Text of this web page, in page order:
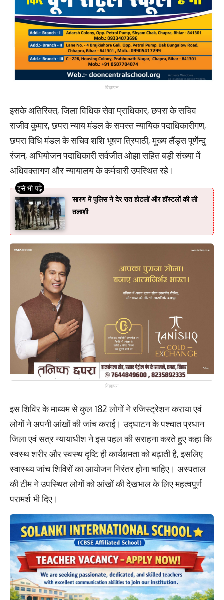
विज्ञापन
इसके अतिरिक्त, जिला विधिक सेवा प्राधिकार, छपरा के सचिव
राजीव कुमार, छपरा न्याय मंडल के समस्त न्यायिक पदाधिकारीगण,
छपरा विधि मंडल के सचिव शशि भूषण त्रिपाठी, मुख्य लैंड्स पूर्णेन्दु
रंजन, अभियोजन पदाधिकारी सर्वजीत ओझा सहित बड़ी संख्या में
अधिवक्तागण और न्यायालय के कर्मचारी उपस्थित रहे।
सारण में पुलिस ने देर रात होटलों और हॉस्टलों की ली
तलाशी
विज्ञापन
इस शिविर के माध्यम से कुल 182 लोगों ने रजिस्ट्रेशन कराया एवं
लोगों ने अपनी आंखों की जांच कराई। उद्घाटन के पश्चात प्रधान
जिला एवं सत्र न्यायाधीश ने इस पहल की सराहना करते हुए कहा कि
स्वस्थ शरीर और स्वस्थ दृष्टि ही कार्यक्षमता को बढ़ाती है, इसलिए
स्वास्थ्य जांच शिविरों का आयोजन निरंतर होना चाहिए। अस्पताल
की टीम ने उपस्थित लोगों को आंखों की देखभाल के लिए महत्वपूर्ण
परामर्श भी दिए।